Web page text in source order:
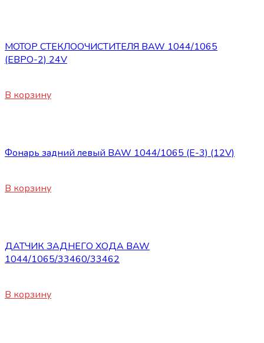
МОТОР СТЕКЛООЧИСТИТЕЛЯ BAW 1044/1065
(ЕВРО-2) 24V
В корзину
Фонарь задний левый BAW 1044/1065 (Е-3) (12V)
В корзину
ДАТЧИК ЗАДНЕГО ХОДА BAW
1044/1065/33460/33462
В корзину